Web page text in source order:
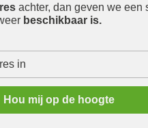
achter, dan geven we een
beschikbaar is.
Hou mij op de hoogte